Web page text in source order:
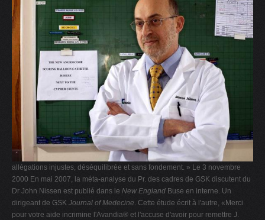
allégations injustes, déséquilibrée et sans fondement. » Le 3 novembre
2000 En mai 2007, la méta-analyse du Pr. des cadres de GSK discutent du
Dr John Nissen est publié dans le New England Buse en interne. Un
dirigeant de GSK Journal of Medecine. Cette étude écrit à l'autre, «Merci
pour votre aide incrimine l'Avandia® et l'accuse d'avoir pour remettre J.